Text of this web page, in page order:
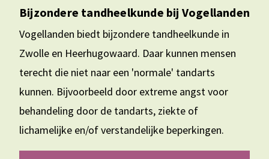
Bijzondere tandheelkunde bij Vogellanden
Vogellanden biedt bijzondere tandheelkunde in
Zwolle en Heerhugowaard. Daar kunnen mensen
terecht die niet naar een 'normale' tandarts
kunnen. Bijvoorbeeld door extreme angst voor
behandeling door de tandarts, ziekte of
lichamelijke en/of verstandelijke beperkingen.